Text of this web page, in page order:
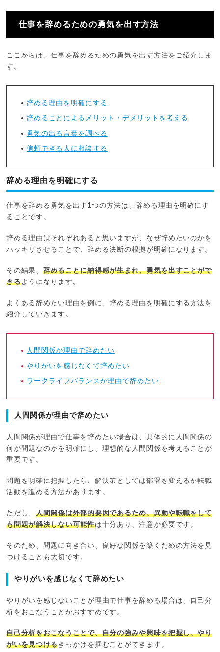
仕事を辞めるための勇気を出す方法
ここからは、仕事を辞めるための勇気を出す方法をご紹介しま
す。
辞める理由を明確にする
辞めることによるメリット・デメリットを考える
勇気の出る言葉を調べる
信頼できる人に相談する
辞める理由を明確にする
仕事を辞める勇気を出す1つの方法は、辞める理由を明確にす
ることです。
辞める理由はそれぞれあると思いますが、なぜ辞めたいのかを
ハッキリさせることで、辞める決断の根拠が明確になります。
その結果、辞めることに納得感が生まれ、勇気を出すことがで
きるようになります。
よくある辞めたい理由を例に、辞める理由を明確にする方法を
紹介していきます。
人間関係が理由で辞めたい
やりがいを感じなくて辞めたい
ワークライフバランスが理由で辞めたい
人間関係が理由で辞めたい
人間関係が理由で仕事を辞めたい場合は、具体的に人間関係の
何が問題なのかを明確にし、理想的な人間関係を考えることが
重要です。
問題を明確に把握したら、解決策としては部署を変えるか転職
活動を進める方法があります。
ただし、人間関係は外部的要因であるため、異動や転職をして
も問題が解決しない可能性は十分あり、注意が必要です。
そのため、問題に向き合い、良好な関係を築くための方法を見
つけることも大切です。
やりがいを感じなくて辞めたい
やりがいを感じないことが理由で仕事を辞める場合は、自己分
析をおこなうことがおすすめです。
自己分析をおこなうことで、自分の強みや興味を把握し、やり
がいを見つけるきっかけを掴むことができます。